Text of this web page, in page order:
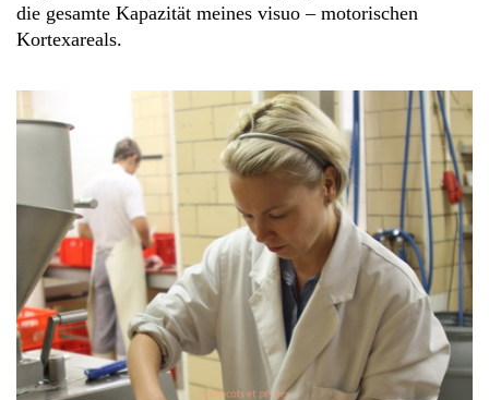
die gesamte Kapazität meines visuo – motorischen
Kortexareals.